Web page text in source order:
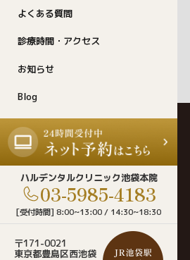
よくある質問
診療時間・アクセス
お知らせ
Blog
ハルデンタルクリニック池袋本院
03-5985-4183
[受付時間] 8:00~13:00 / 14:30~18:30
〒171-0021
東京都豊島区西池袋